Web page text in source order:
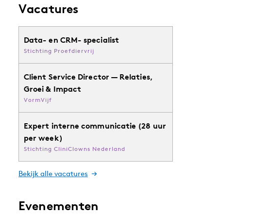
Vacatures
Data- en CRM- specialist
Stichting Proefdiervrij
Client Service Director — Relaties,
Groei & Impact
VormVijf
Expert interne communicatie (28 uur
per week)
Stichting CliniClowns Nederland
Bekijk alle vacatures
Evenementen